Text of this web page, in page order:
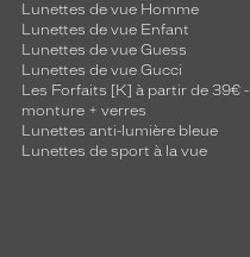
Lunettes de vue Homme
Lunettes de vue Enfant
Lunettes de vue Guess
Lunettes de vue Gucci
Les Forfaits [K] à partir de 39€ -
monture + verres
Lunettes anti-lumière bleue
Lunettes de sport à la vue